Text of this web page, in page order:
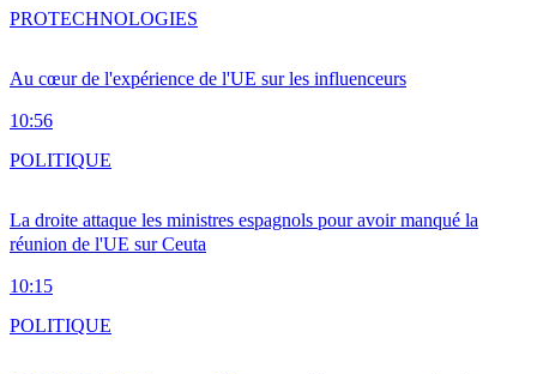
Au cœur de l'expérience de l'UE sur les influenceurs
10:56
PROTECHNOLOGIES
La droite attaque les ministres espagnols pour avoir manqué la
réunion de l'UE sur Ceuta
10:15
POLITIQUE
POLITIQUE